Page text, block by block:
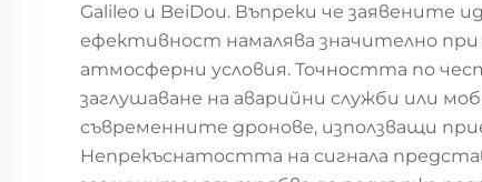
Galileo и BeiDou. Въпреки че заявените
ефективност намалява значително при
атмосферни условия. Точността по
заглушаване на аварийни служби или
съвременните дронове, използващи
Непрекъснатостта на сигнала